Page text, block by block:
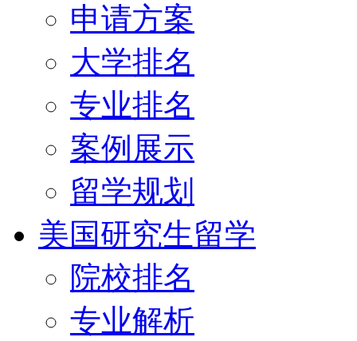
申请方案
大学排名
专业排名
案例展示
留学规划
美国研究生留学
院校排名
专业解析